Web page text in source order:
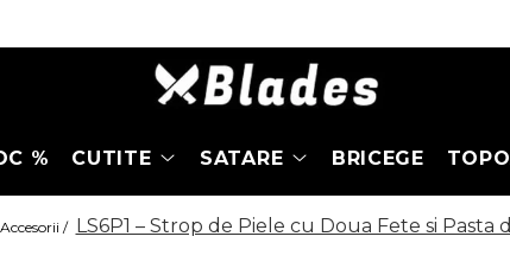
% CUTITE SATARE BRICEGE
Accesorii / LS6P1 – Strop de Piele cu Doua Fete si Pasta